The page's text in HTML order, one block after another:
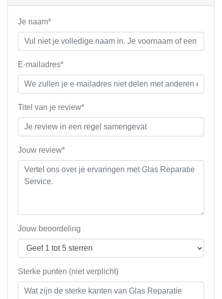
Je naam*
E-mailadres*
Titel van je review*
Jouw review*
Jouw beoordeling
Sterke punten (niet verplicht)